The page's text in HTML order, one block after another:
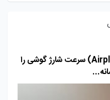
آیا حالت هواپیما (Airplane Mode) سرعت شارژ گوشی را